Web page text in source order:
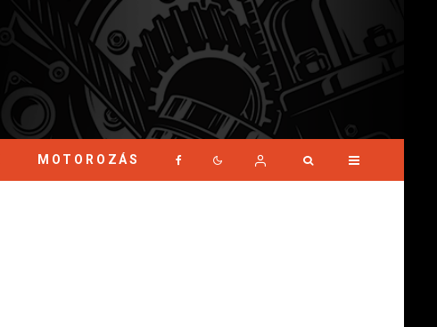
MOTOROZÁS